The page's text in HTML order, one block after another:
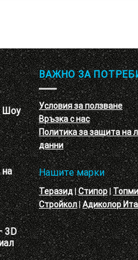
Шоу
3D
ВАЖНО ЗА
Условия за ползване
Връзка с нас
Политика за защита на
данни
Нашите марки
Теразид|Стипор|
Стройкол|Адиколор